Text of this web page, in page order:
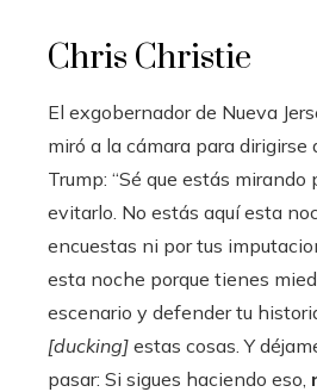
Chris Christie
El exgobernador de Nueva
miró a la cámara para
Trump: “Sé que estás mirando
evitarlo. No estás aquí esta
encuestas ni por tus
esta noche porque tienes
escenario y defender tu
[ducking] estas cosas. Y
pasar: Si sigues haciendo eso,